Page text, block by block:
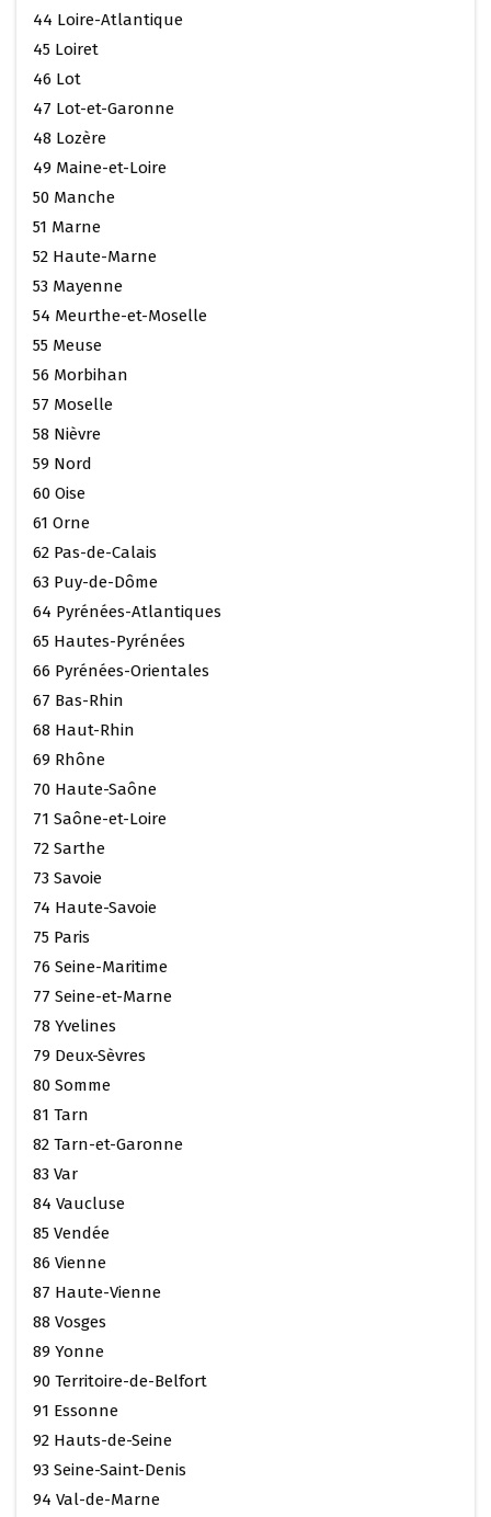
44 Loire-Atlantique
45 Loiret
46 Lot
47 Lot-et-Garonne
48 Lozère
49 Maine-et-Loire
50 Manche
51 Marne
52 Haute-Marne
53 Mayenne
54 Meurthe-et-Moselle
55 Meuse
56 Morbihan
57 Moselle
58 Nièvre
59 Nord
60 Oise
61 Orne
62 Pas-de-Calais
63 Puy-de-Dôme
64 Pyrénées-Atlantiques
65 Hautes-Pyrénées
66 Pyrénées-Orientales
67 Bas-Rhin
68 Haut-Rhin
69 Rhône
70 Haute-Saône
71 Saône-et-Loire
72 Sarthe
73 Savoie
74 Haute-Savoie
75 Paris
76 Seine-Maritime
77 Seine-et-Marne
78 Yvelines
79 Deux-Sèvres
80 Somme
81 Tarn
82 Tarn-et-Garonne
83 Var
84 Vaucluse
85 Vendée
86 Vienne
87 Haute-Vienne
88 Vosges
89 Yonne
90 Territoire-de-Belfort
91 Essonne
92 Hauts-de-Seine
93 Seine-Saint-Denis
94 Val-de-Marne